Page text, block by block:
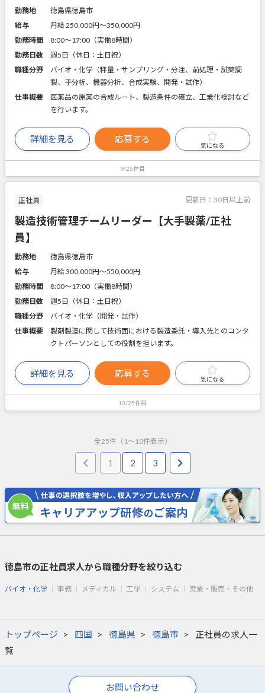
勤務地
徳島県徳島市
給与
月給 250,000円〜350,000円
勤務時間
8:00～17:00（実働8時間）
勤務日数
週5日（休日：土日祝）
職種分野
バイオ・化学（秤量・サンプリング・分注、前処理・試薬調
製、手分析、機器分析、合成実験、開発・試作）
仕事概要
医薬品の原薬の合成ルート、製造条件の確立、工業化検討など
を行います。
詳細を見る 応募する
気になる
9/25件目
正社員 更新日： 30日以上前
製造技術管理チームリーダー【大手製薬/正社
員】
勤務地
徳島県徳島市
給与
月給 300,000円〜550,000円
勤務時間
8:00～17:00（実働8時間）
勤務日数
週5日（休日：土日祝）
職種分野
バイオ・化学（開発・試作）
仕事概要
製剤製造に関して技術面における製造委託・導入先とのコンタ
クトパーソンとしての役割を担います。
詳細を見る 応募する
気になる
10/25件目
全25件（ 1 ～ 10件表示）
1 2 3
徳島市の正社員求人から職種分野を絞り込む
バイオ・化学 事務 メディカル 工学 システム 営業・販売・その他
トップページ 四国 徳島県 徳島市
正社員の求人一
覧
お問い合わせ